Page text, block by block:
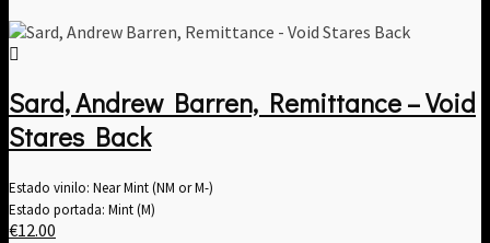
Sard, Andrew Barren, Remittance – Void
Stares Back
Estado vinilo: Near Mint (NM or M-)
Estado portada: Mint (M)
€12.00